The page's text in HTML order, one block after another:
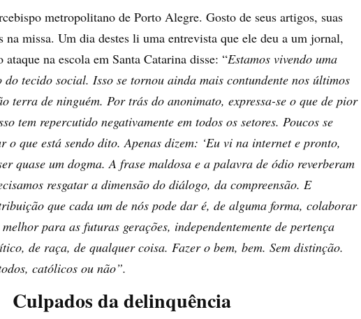
metropolitano de Porto Alegre. Gosto de seus artigos, suas
na missa. Um dia destes li uma entrevista que ele deu a um jornal,
na escola em Santa Catarina disse: “Estamos vivendo uma
do tecido social. Isso se tornou ainda mais contundente nos últimos
terra de ninguém. Por trás do anonimato, expressa-se o que de pior
tem repercutido negativamente em todos os setores. Poucos se
o que está sendo dito. Apenas dizem: ‘Eu vi na internet e pronto,
quase um dogma. A frase maldosa e a palavra de ódio reverberam
resgatar a dimensão do diálogo, da compreensão. E
que cada um de nós pode dar é, de alguma forma, colaborar
para as futuras gerações, independentemente de pertença
de raça, de qualquer coisa. Fazer o bem, bem. Sem distinção.
católicos ou não”.
Culpados da delinquência